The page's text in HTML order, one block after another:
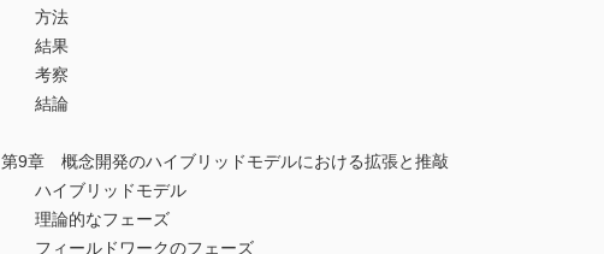
方法
結果
考察
結論
第9章 概念開発のハイブリッドモデルにおける拡張と推敲
ハイブリッドモデル
理論的なフェーズ
フィールドワークのフェーズ